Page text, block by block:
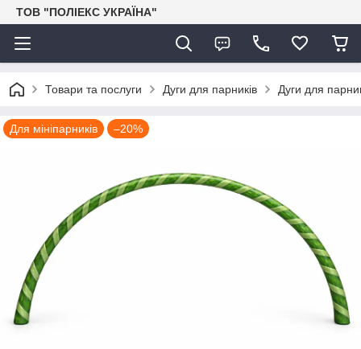
ТОВ "ПОЛІЕКС УКРАЇНА"
Товари та послуги Дуги для парників Дуги для
Для мініпарників –20%